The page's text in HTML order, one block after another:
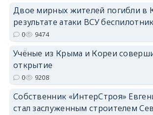
Двое мирных жителей погибли в
результате атаки ВСУ
0 9474
Учёные из Крыма и Кореи
открытие
0 9208
Собственник «ИнтерСтроя»
стал заслуженным строителем